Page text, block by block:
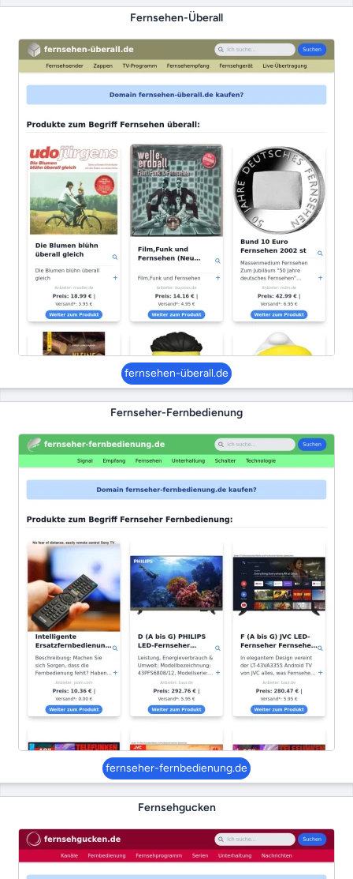
Fernsehen-Überall
fernsehen-überall.de
Fernseher-Fernbedienung
fernseher-fernbedienung.de
Fernsehgucken